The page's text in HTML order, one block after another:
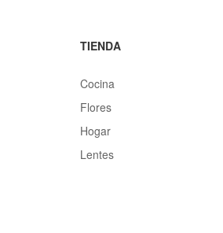
TIENDA
Cocina
Flores
Hogar
Lentes